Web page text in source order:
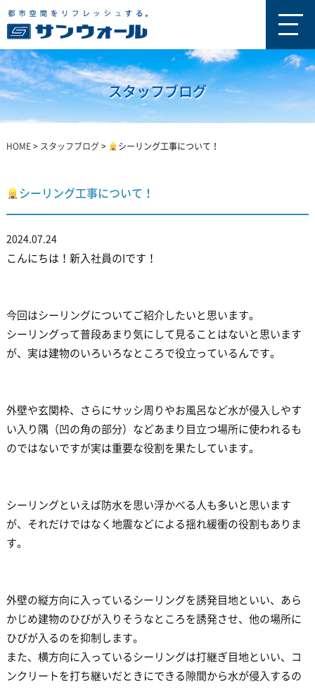
スタッフブログ
HOME> スタッフブログ> シーリング工事について！
シーリング工事について！
2024.07.24
こんにちは！新入社員のIです！
今回はシーリングについてご紹介したいと思います。
シーリングって普段あまり気にして見ることはないと思います
が、実は建物のいろいろなところで役立っているんです。
外壁や玄関枠、さらにサッシ周りやお風呂など水が侵入しやす
い入り隅（凹の角の部分）などあまり目立つ場所に使われるも
のではないですが実は重要な役割を果たしています。
シーリングといえば防水を思い浮かべる人も多いと思います
が、それだけではなく地震などによる揺れ緩衝の役割もありま
す。
外壁の縦方向に入っているシーリングを誘発目地といい、あら
かじめ建物のひびが入りそうなところを誘発させ、他の場所に
ひびが入るのを抑制します。
また、横方向に入っているシーリングは打継ぎ目地といい、コ
ンクリートを打ち継いだときにできる隙間から水が侵入するの